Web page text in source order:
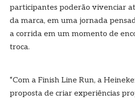
participantes poderão vivenciar
da marca, em uma jornada
a corrida em um momento de
troca.
“Com a Finish Line Run, a
proposta de criar experiências